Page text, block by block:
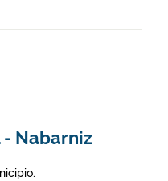
Nabarniz